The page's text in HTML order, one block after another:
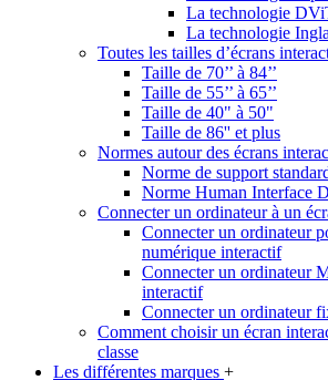
La technologie
La technologie
Toutes les tailles d’écrans
Taille de 70’’ à 84’’
Taille de 55’’ à 65’’
Taille de 40" à 50"
Taille de 86'' et plus
Normes autour des écrans
Norme de support
Norme Human Interface
Connecter un ordinateur à un
Connecter un ordinateur
numérique interactif
Connecter un ordinateur
interactif
Connecter un ordinateur
Comment choisir un écran
classe
Les différentes marques +